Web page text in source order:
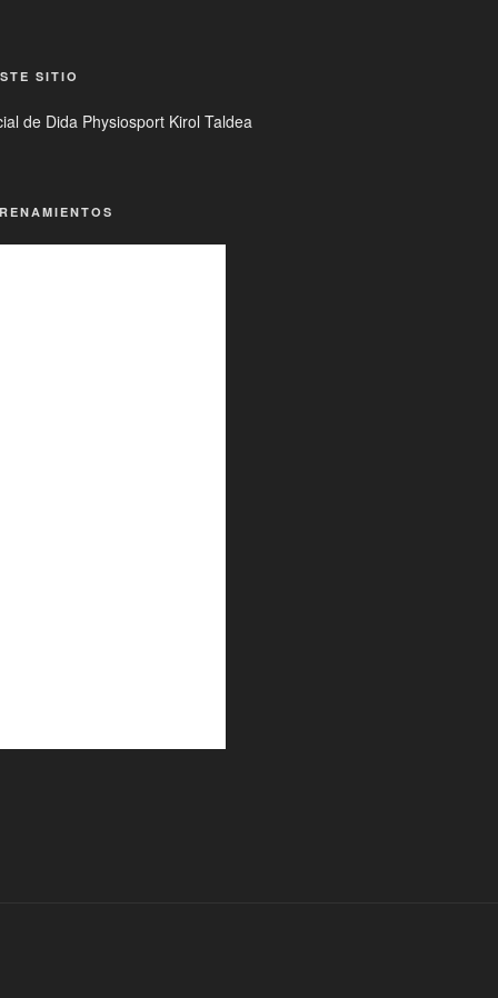
SITIO
de Dida Physiosport Kirol Taldea